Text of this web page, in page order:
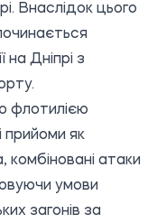
Внаслідок цього
на Дніпрі з
флотилією
прийоми як
комбіновані атаки
умови
загонів за